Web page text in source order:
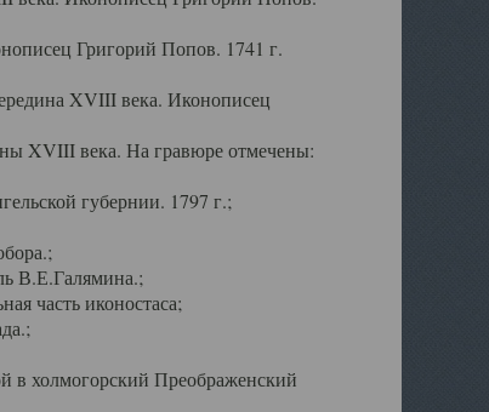
Григорий Попов. 1741 г.
XVIII века. Иконописец
XVIII века. На гравюре отмечены:
губернии. 1797 г.;
В.Е.Галямина.;
часть иконостаса;
холмогорский Преображенский